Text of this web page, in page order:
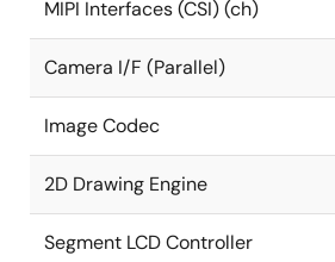
MIPI Interfaces (CSI) (ch)
Camera I/F (Parallel)
Image Codec
2D Drawing Engine
Segment LCD Controller